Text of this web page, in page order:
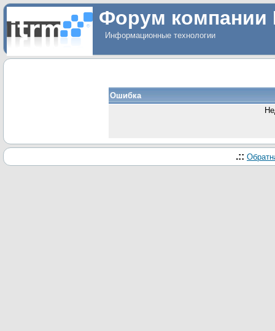
Форум компании
Информационные технологии
Ошибка
.::